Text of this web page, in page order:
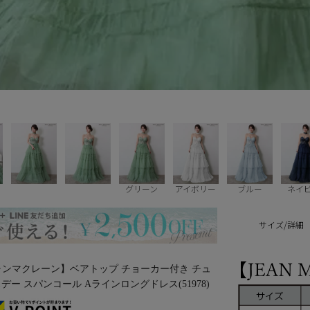
グリーン アイボリー ブルー ネイ
マクレーン】ベアトップ チョーカー付き チュ
ー スパンコール Aラインロングドレス(51978)
サイズ/詳細